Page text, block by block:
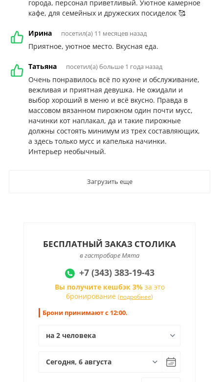
города, персонал приветливый. Уютное камерное
кафе, для семейных и дружеских посиделок 🥰
Ирина посетил(а) 11 месяцев назад
Приятное, уютное место. Вкусная еда.
Татьяна посетил(а) больше 1 года назад
Очень понравилось всё по кухне и обслуживание,
вежливая и приятная девушка. Не ожидали и
выбор хороший в меню и всё вкусно. Правда в
массовом вязанном пирожном один почти мусс,
начинки кот наплакал, да и такие пирожные
должны состоять минимум из трех составляющих,
а здесь только мусс и капелька начинки.
Интерьер необычный.
Загрузить еще
БЕСПЛАТНЫЙ ЗАКАЗ СТОЛИКА
в гастробаре Мята
+7 (343) 383-19-43
Вы получите кешбэк 3% за это
бронирование (подробнее)
Брони принимают с 12:00.